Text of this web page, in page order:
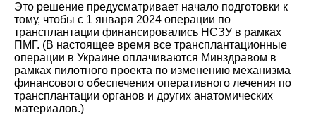
Это решение предусматривает начало подготовки к
тому, чтобы с 1 января 2024 операции по
трансплантации финансировались НСЗУ в рамках
ПМГ. (В настоящее время все трансплантационные
операции в Украине оплачиваются Минздравом в
рамках пилотного проекта по изменению механизма
финансового обеспечения оперативного лечения по
трансплантации органов и других анатомических
материалов.)